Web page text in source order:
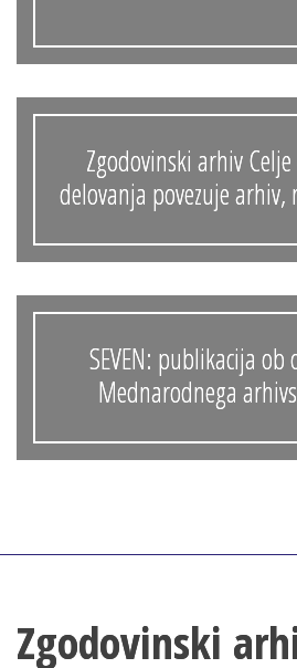
Zgodovinski arhiv
delovanja povezuje arhiv,
SEVEN: publikacija ob
Mednarodnega
Zgodovinski